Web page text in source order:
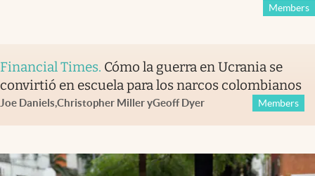
Members
Financial Times. Cómo la guerra en Ucrania se
convirtió en escuela para los narcos colombianos
Joe Daniels,Christopher MilleryGeoff Dyer Members